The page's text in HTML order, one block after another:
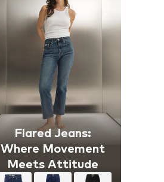
Flared Jeans:
Where Movement
Meets Attitude